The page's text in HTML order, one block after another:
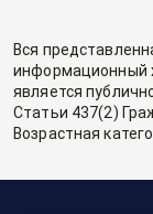
Вся
информационный
является
Статьи 437(2)
Возрастная